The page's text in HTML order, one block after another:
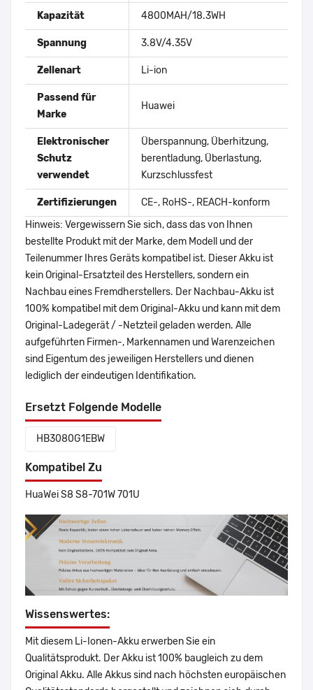
Kapazität 4800MAH/18.3WH
Spannung 3.8V/4.35V
Zellenart Li-ion
Passend für
Marke
Huawei
Elektronischer
Schutz
verwendet
Überspannung, Überhitzung,
berentladung, Überlastung,
Kurzschlussfest
Zertifizierungen
CE-, RoHS-, REACH-konform
Hinweis: Vergewissern Sie sich, dass das von Ihnen
bestellte Produkt mit der Marke, dem Modell und der
Teilenummer Ihres Geräts kompatibel ist. Dieser Akku ist
kein Original-Ersatzteil des Herstellers, sondern ein
Nachbau eines Fremdherstellers. Der Nachbau-Akku ist
100% kompatibel mit dem Original-Akku und kann mit dem
Original-Ladegerät / -Netzteil geladen werden. Alle
aufgeführten Firmen-, Markennamen und Warenzeichen
sind Eigentum des jeweiligen Herstellers und dienen
lediglich der eindeutigen Identifikation.
Ersetzt Folgende Modelle
HB3080G1EBW
Kompatibel Zu
HuaWei S8 S8-701W 701U
Wissenswertes:
Mit diesem Li-Ionen-Akku erwerben Sie ein
Qualitätsprodukt. Der Akku ist 100% baugleich zu dem
Original Akku. Alle Akkus sind nach höchsten europäischen